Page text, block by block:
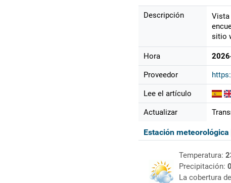
Descripción
Vista
sitio
Hora
Proveedor
Lee el artículo
Actualizar
Estación meteorológica
Temperatura:
Precipitación:
La cobertura